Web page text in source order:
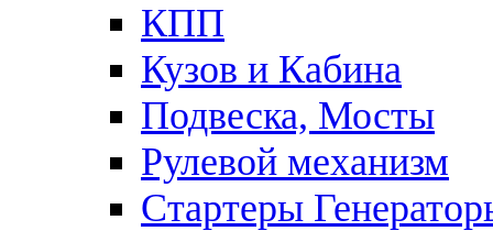
КПП
Кузов и Кабина
Подвеска, Мосты
Рулевой механизм
Стартеры